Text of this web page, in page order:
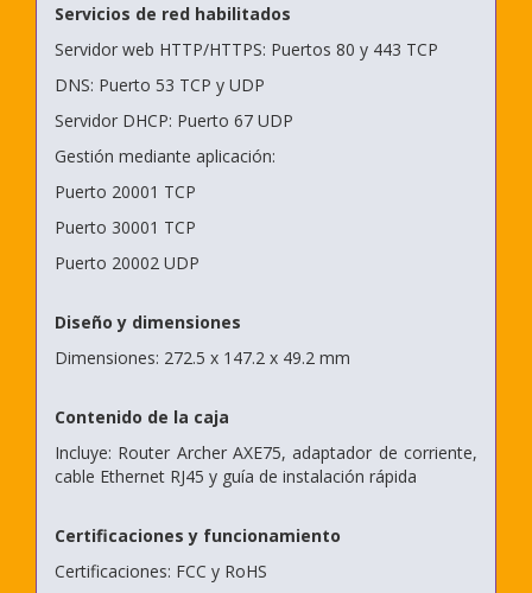
Servicios de red habilitados
Servidor web HTTP/HTTPS: Puertos 80 y 443 TCP
DNS: Puerto 53 TCP y UDP
Servidor DHCP: Puerto 67 UDP
Gestión mediante aplicación:
Puerto 20001 TCP
Puerto 30001 TCP
Puerto 20002 UDP
Diseño y dimensiones
Dimensiones: 272.5 x 147.2 x 49.2 mm
Contenido de la caja
Incluye: Router Archer AXE75, adaptador de corriente,
cable Ethernet RJ45 y guía de instalación rápida
Certificaciones y funcionamiento
Certificaciones: FCC y RoHS